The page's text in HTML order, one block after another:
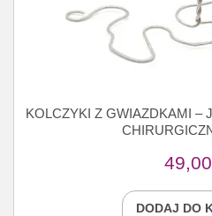
KOLCZYKI Z GWIAZDKAMI –
49,00
DODAJ DO